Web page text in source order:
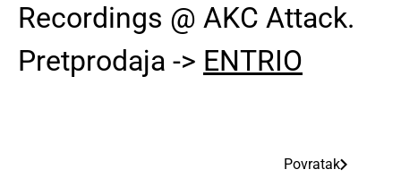
Recordings @ AKC Attack.
Pretprodaja -> ENTRIO
Povratak